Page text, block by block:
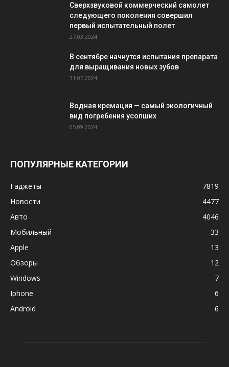
Сверхзвуковой коммерческий самолет
следующего поколения совершил
первый испытательный полет
27.03.2024
В сентябре начнутся испытания препарата
для выращивания новых зубов
31.05.2024
Водная кремация — самый экологичный
вид погребения усопших
05.09.2024
ПОПУЛЯРНЫЕ КАТЕГОРИИ
Гаджеты
7819
Новости
4477
Авто
4046
Мобильный
33
Apple
13
Обзоры
12
Windows
7
Iphone
6
Android
6